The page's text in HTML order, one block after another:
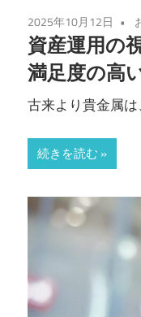
2025年10月12日
資産運用の
満足度の高
古来より貴金属
続きを読む